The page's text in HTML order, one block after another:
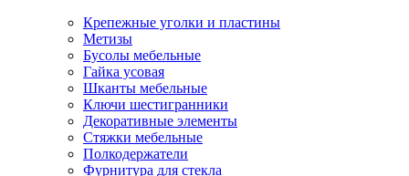
Крепежные уголки и пластины
Метизы
Бусолы мебельные
Гайка усовая
Шканты мебельные
Ключи шестигранники
Декоративные элементы
Стяжки мебельные
Полкодержатели
Фурнитура для стекла